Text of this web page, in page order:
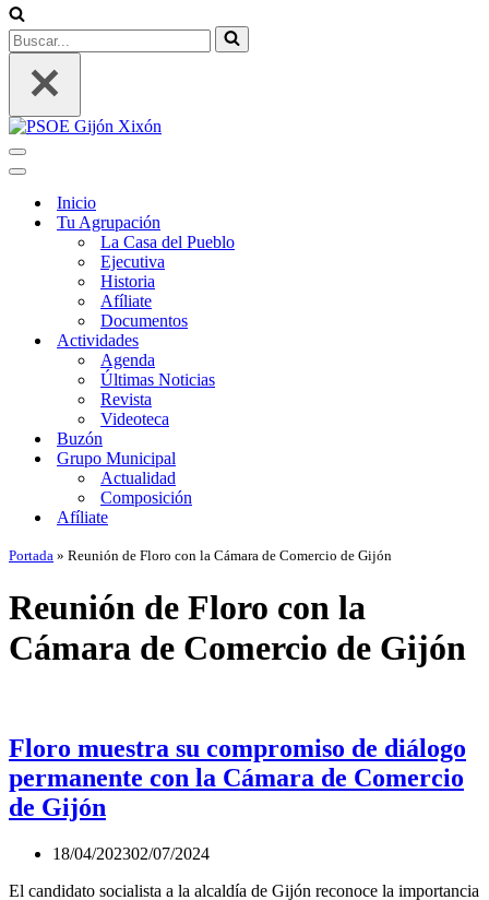
Buscar...
Menú
de
Menú
navegación
Inicio
Tu Agrupación
La Casa del Pueblo
Ejecutiva
Historia
Afíliate
Documentos
Actividades
Agenda
Últimas Noticias
Revista
Videoteca
Buzón
Grupo Municipal
Actualidad
Composición
Afíliate
Portada » Reunión de Floro con la Cámara de Comercio de Gijón
Reunión de Floro con la
Cámara de Comercio de Gijón
Floro muestra su compromiso de diálogo
permanente con la Cámara de Comercio
de Gijón
18/04/202302/07/2024
El candidato socialista a la alcaldía de Gijón reconoce la importancia